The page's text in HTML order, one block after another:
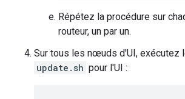
Répétez la procédure sur
routeur, un par un.
Sur tous les nœuds d'UI, exécutez
update.sh pour l'UI :